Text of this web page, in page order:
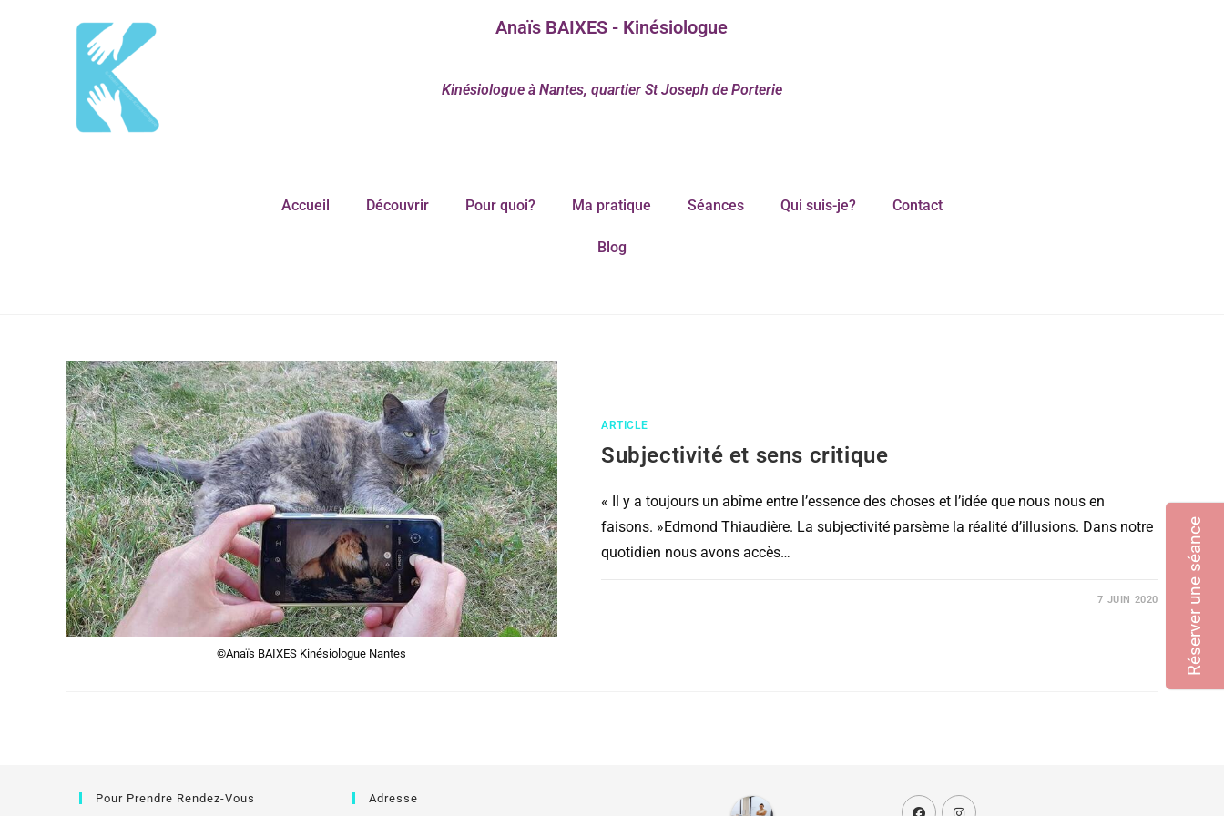
Anaïs BAIXES - Kinésiologue
Kinésiologue à Nantes, quartier St Joseph de Porterie
Accueil Découvrir Pour quoi? Ma pratique Séances Qui suis-je? Contact
Blog
©Anaïs BAIXES Kinésiologue Nantes
ARTICLE
Subjectivité et sens critique
« Il y a toujours un abîme entre l’essence des choses et l’idée que nous nous en
faisons. »Edmond Thiaudière. La subjectivité parsème la réalité d’illusions. Dans notre
quotidien nous avons accès…
7 JUIN 2020
Pour Prendre Rendez-Vous Adresse
Réserver une séance